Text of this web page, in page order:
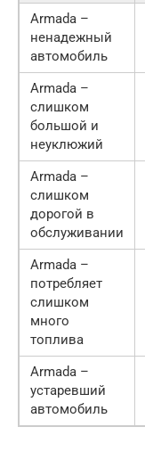
Armada –
ненадежный
автомобиль
Armada –
слишком
большой и
неуклюжий
Armada –
слишком
дорогой в
обслуживании
Armada –
потребляет
слишком
много
топлива
Armada –
устаревший
автомобиль